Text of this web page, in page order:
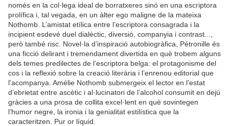
només en la col·lega ideal de borratxeres sinó en una escriptora
prolífica i, tal vegada, en un àlter ego maligne de la mateixa
Nothomb. L’amistat etílica entre l’escriptora consagrada i la
incipient esdevé duel dialèctic, diversió, companyia i contrast...,
però també risc. Novel·la d’inspiració autobiogràfica, Pétronille és
una ficció delirant i tremendament divertida en què trobem alguns
dels temes predilectes de l’escriptora belga: el protagonisme del
cos i la reflexió sobre la creació literària i l’enrenou editorial que
l’acompanya. Amélie Nothomb submergeix el lector en l’estat
d’ebrietat entre ascètic i al·lucinatori de l’alcohol consumit en dejú
gràcies a una prosa de collita excel·lent en què sovintegen
l’humor negre, la ironia i la genialitat estilística que la
caracteritzen. Pur or líquid.